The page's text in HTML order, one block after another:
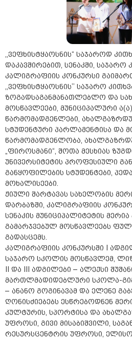
,,ვეფხისტყაოსნის“ საჯაროდ
დაკავშირებით, სენაკში, საჯარო
კალიგრაფიის კონკურსი
,,ვეფხისტყაოსნის’’ საჯარო
ზოგადსაგანმანათლებლო და
მოსწავლეები, მუნიციპალური
წარმომადგენლები,
სტუდენტური პარლამენტისა და
წარმომადგენლობა,
„ფიროსმანი“, შოთა მესხიას
უნივერსიტეტის პროფესიული
განყოფილების სტუდენტები,
მოხალისეები.
ჟიული შარტავას სახელობის
დარბაზში, კალიგრაფიის
სენაკის მუნიციპალიტეტის
გამარჯვებულ მოსწავლეებს
გადასცემს.
კალიგრაფიის კონკურსში I
საჯარო სკოლის მოსწავლემ,
II და III ადგილები – ალექსი
მართლმადიდებლური სკოლა-
– ანანო გოგინავამ და ელენე
ღონისძიებებს ესწრებოდნენ
კულტურის, სპორტისა და
უფროსი, გივი მისაბიშვილი,
რესურსცენტრის უფროსი, ელისო